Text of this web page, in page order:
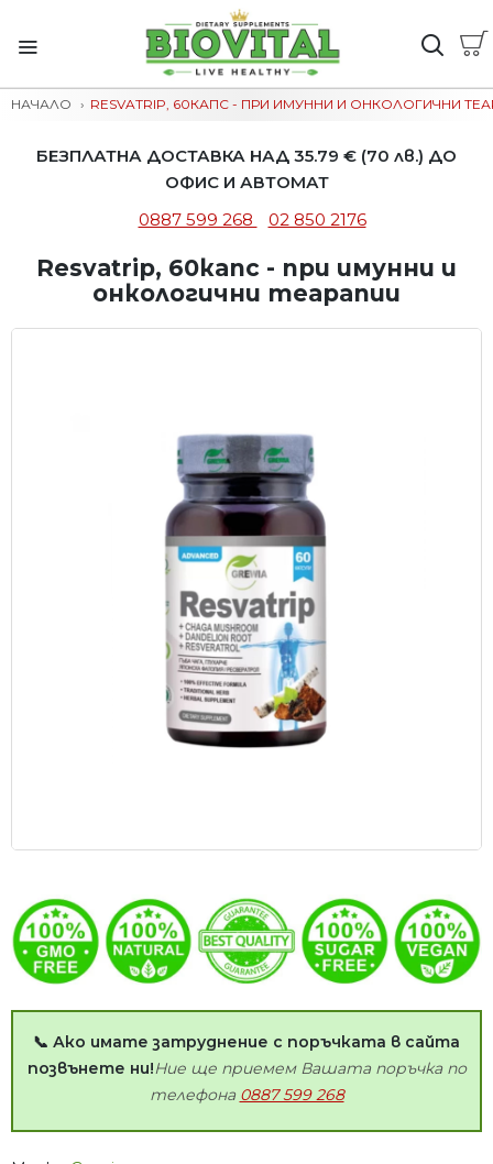
НАЧАЛО RESVATRIP, 60КАПС - ПРИ ИМУННИ И ОНКОЛОГИЧНИ
БЕЗПЛАТНА ДОСТАВКА НАД 35.79 € (70 лв.) ДО
ОФИС И АВТОМАТ
0887 599 268
02 850 2176
Resvatrip, 60капс - при имунни и
онкологични теарапии
📞 Ако имате затруднение с поръчката в сайта
позвънете ни!Ние ще приемем Вашата поръчка по
телефона 0887 599 268